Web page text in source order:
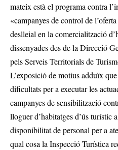
mateix està el programa contra
«campanyes de control de
deslleial en la comercialització
dissenyades des de la Direcció
pels Serveis Territorials de
L’exposició de motius adduïx
dificultats per a executar les
campanyes de sensibilització
lloguer d’habitatges d’ús turístic
disponibilitat de personal per a
qual cosa la Inspecció Turística